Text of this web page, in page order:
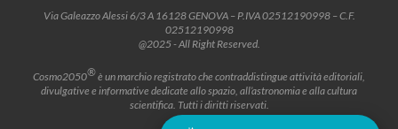
Via Galeazzo Alessi 6/3 A 16128 GENOVA – P.IVA 02512190998 – C.F.
02512190998
@2025 - All Right Reserved.
Cosmo2050®è un marchio registrato che contraddistingue attività editoriali,
divulgative e informative dedicate allo spazio, all’astronomia e alla cultura
scientifica. Tutti i diritti riservati.